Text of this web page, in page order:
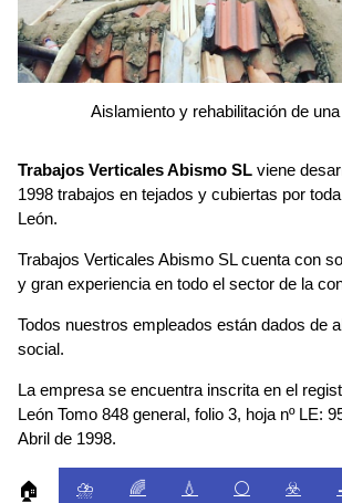
Aislamiento y rehabilitación de
Trabajos Verticales Abismo SL viene
1998 trabajos en tejados y cubiertas por
León.
Trabajos Verticales Abismo SL cuenta con
y gran experiencia en todo el sector de la
Todos nuestros empleados están dados de
social.
La empresa se encuentra inscrita en el
León Tomo 848 general, folio 3, hoja nº LE:
Abril de 1998.
🏠 ⛈️ 🌈 💧 ⚪ ☣️